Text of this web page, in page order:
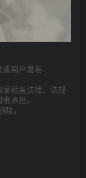
或用户发布.
相关法律、法规
承担。
。